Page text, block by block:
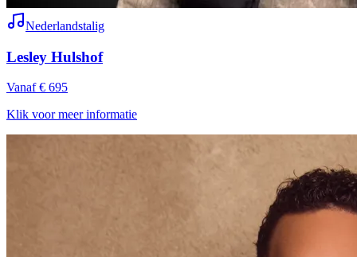
Nederlandstalig
Lesley Hulshof
Vanaf € 695
Klik voor meer informatie